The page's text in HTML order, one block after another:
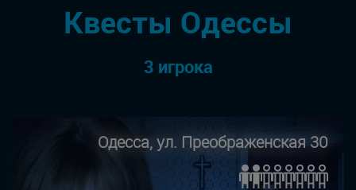
Квесты Одессы
3 игрока
Одесса, ул. Преображенская 30